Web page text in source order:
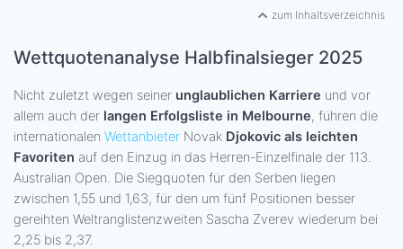
zum Inhaltsverzeichnis
Wettquotenanalyse Halbfinalsieger 2025
Nicht zuletzt wegen seiner unglaublichen Karriere und vor
allem auch der langen Erfolgsliste in Melbourne, führen die
internationalen Wettanbieter Novak Djokovic als leichten
Favoriten auf den Einzug in das Herren-Einzelfinale der 113.
Australian Open. Die Siegquoten für den Serben liegen
zwischen 1,55 und 1,63, für den um fünf Positionen besser
gereihten Weltranglistenzweiten Sascha Zverev wiederum bei
2,25 bis 2,37.